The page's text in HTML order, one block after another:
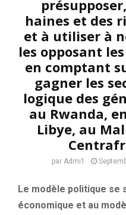
haines et des
et à utiliser à
les opposant
en comptant
gagner les
logique des
au Rwanda,
Libye, au
par Admi1
Le modèle politique se
économique et au